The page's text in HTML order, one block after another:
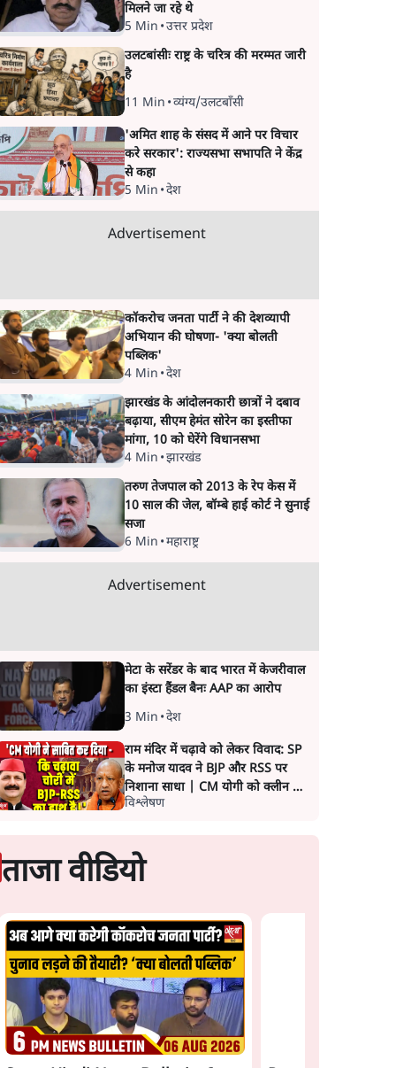
मिलने जा रहे थे
5 Min •उत्तर प्रदेश
उलटबांसीः राष्ट्र के चरित्र की मरम्मत जारी
है
11 Min •व्यंग्य/उलटबाँसी
'अमित शाह के संसद में आने पर विचार
करे सरकार': राज्यसभा सभापति ने केंद्र
से कहा
5 Min •देश
Advertisement
कॉकरोच जनता पार्टी ने की देशव्यापी
अभियान की घोषणा- 'क्या बोलती
पब्लिक'
4 Min •देश
झारखंड के आंदोलनकारी छात्रों ने दबाव
बढ़ाया, सीएम हेमंत सोरेन का इस्तीफा
मांगा, 10 को घेरेंगे विधानसभा
4 Min •झारखंड
तरुण तेजपाल को 2013 के रेप केस में
10 साल की जेल, बॉम्बे हाई कोर्ट ने सुनाई
सजा
6 Min •महाराष्ट्र
Advertisement
मेटा के सरेंडर के बाद भारत में केजरीवाल
का इंस्टा हैंडल बैनः AAP का आरोप
3 Min •देश
राम मंदिर में चढ़ावे को लेकर विवाद: SP
के मनोज यादव ने BJP और RSS पर
निशाना साधा | CM योगी को क्लीन चिट
मिली
विश्लेषण
ताजा वीडियो